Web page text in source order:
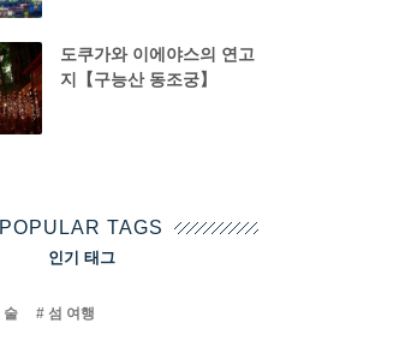
도쿠가와 이에야스의 연고
지【구능산 동조궁】
POPULAR TAGS
인기 태그
술 섬 여행